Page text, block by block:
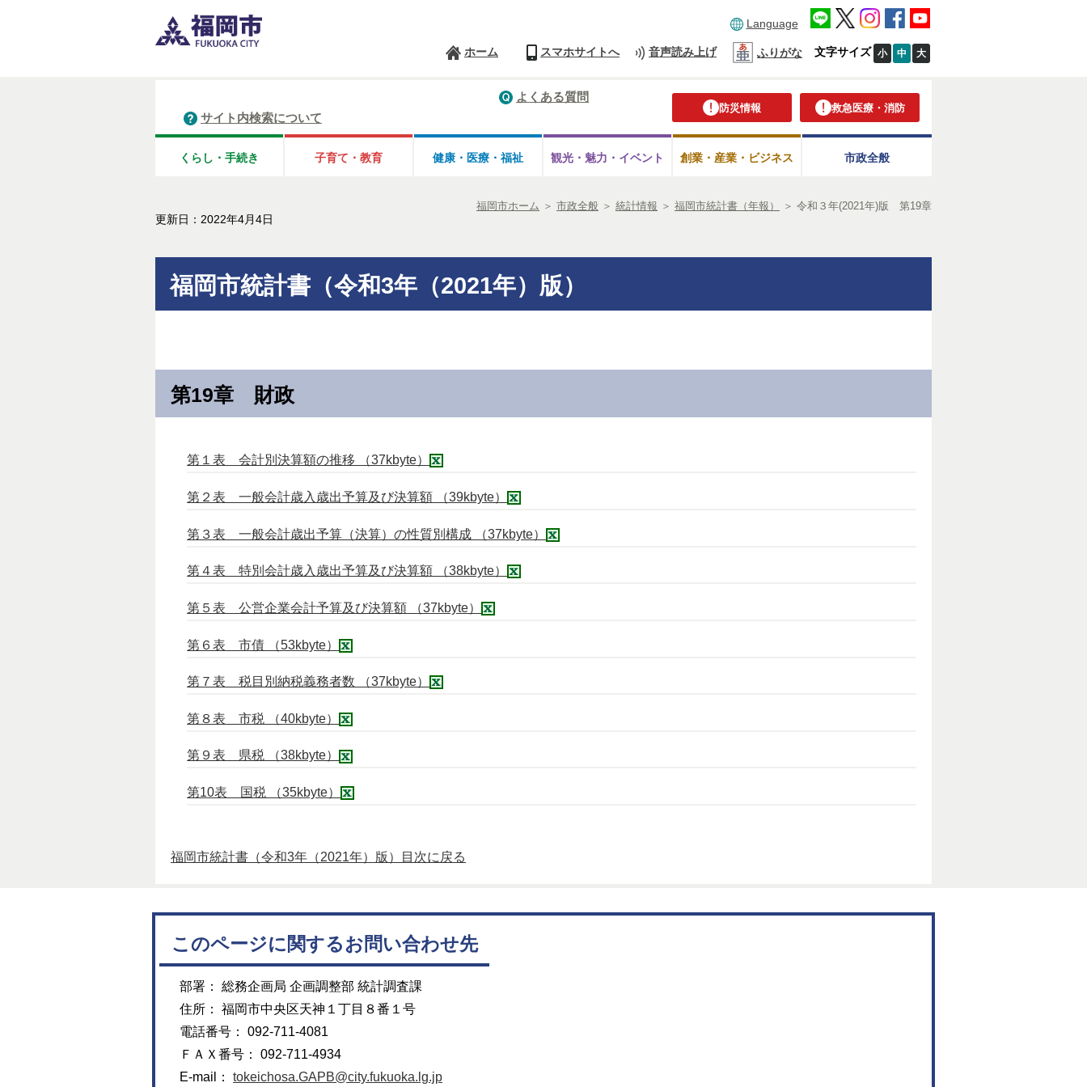
Language
ホーム スマホサイトへ 音声読み上げ ふりがな 文字サイズ 小 中 大
防災情報 救急医療・消防
よくある質問
サイト内検索について
くらし・手続き 子育て・教育 健康・医療・ 福祉 観光・魅力・ イベント 創業・産業・ビジネス 市政全般
福岡市ホーム ＞ 市政全般 ＞ 統計情報 ＞ 福岡市統計書（年報） ＞ 令和３年(2021年)版 第19章
更新日：2022年4月4日
福岡市統計書（令和3年（2021年）版）
第19章 財政
第１表 会計別決算額の推移 （37kbyte）
第２表 一般会計歳入歳出予算及び決算額 （39kbyte）
第３表 一般会計歳出予算（決算）の性質別構成 （37kbyte）
第４表 特別会計歳入歳出予算及び決算額 （38kbyte）
第５表 公営企業会計予算及び決算額 （37kbyte）
第６表 市債 （53kbyte）
第７表 税目別納税義務者数 （37kbyte）
第８表 市税 （40kbyte）
第９表 県税 （38kbyte）
第10表 国税 （35kbyte）
福岡市統計書（令和3年（2021年）版）目次に戻る
このページに関するお問い合わせ先
部署： 総務企画局 企画調整部 統計調査課
住所： 福岡市中央区天神１丁目８番１号
電話番号： 092-711-4081
ＦＡＸ番号： 092-711-4934
E-mail： tokeichosa.GAPB@city.fukuoka.lg.jp